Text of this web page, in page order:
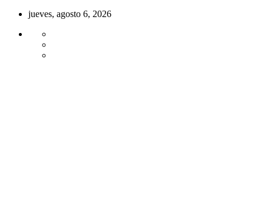
jueves, agosto 6, 2026